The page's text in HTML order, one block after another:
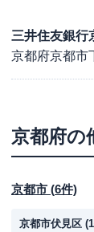
三井住友銀行
京都府京都市
京都府の
京都市 (6件)
京都市伏見区 (1